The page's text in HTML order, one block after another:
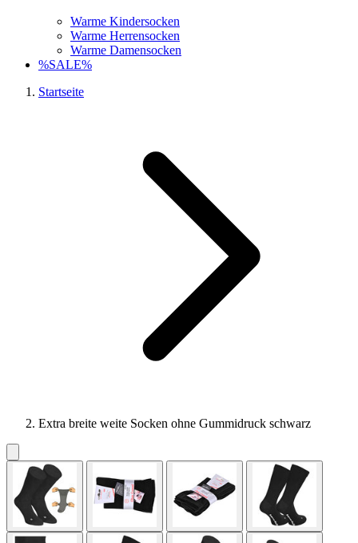
Warme Kindersocken
Warme Herrensocken
Warme Damensocken
%SALE%
Startseite
Extra breite weite Socken ohne Gummidruck schwarz